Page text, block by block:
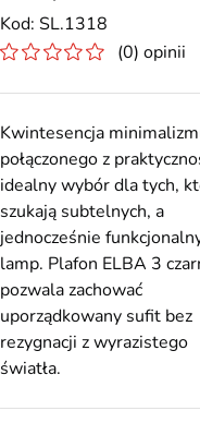
SL.1318
(0) opinii
Kwintesencja
połączonego z
idealny wybór dla tych,
szukają subtelnych, a
jednocześnie
lamp. Plafon ELBA 3
pozwala zachować
uporządkowany sufit bez
rezygnacji z wyrazistego
światła.